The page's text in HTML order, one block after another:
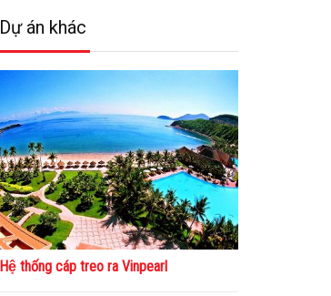
Dự án khác
Hệ thống cáp treo ra Vinpearl